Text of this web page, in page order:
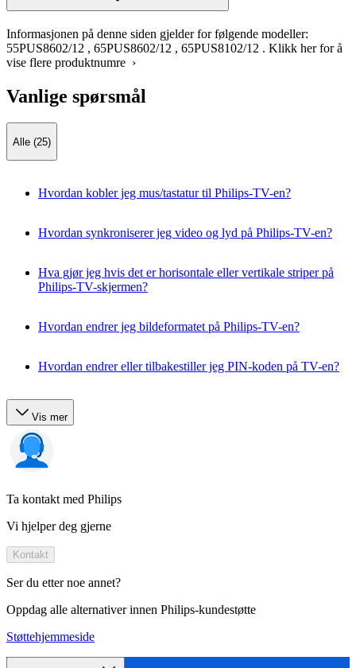
Informasjonen på denne siden gjelder for følgende modeller:
55PUS8602/12 , 65PUS8602/12 , 65PUS8102/12 . Klikk her for å
vise flere produktnumre ›
Vanlige spørsmål
Alle (25)
Hvordan kobler jeg mus/tastatur til Philips-TV-en?
Hvordan synkroniserer jeg video og lyd på Philips-TV-en?
Hva gjør jeg hvis det er horisontale eller vertikale striper på
Philips-TV-skjermen?
Hvordan endrer jeg bildeformatet på Philips-TV-en?
Hvordan endrer eller tilbakestiller jeg PIN-koden på TV-en?
Vis mer
Ta kontakt med Philips
Vi hjelper deg gjerne
Kontakt
Ser du etter noe annet?
Oppdag alle alternativer innen Philips-kundestøtte
Støttehjemmeside